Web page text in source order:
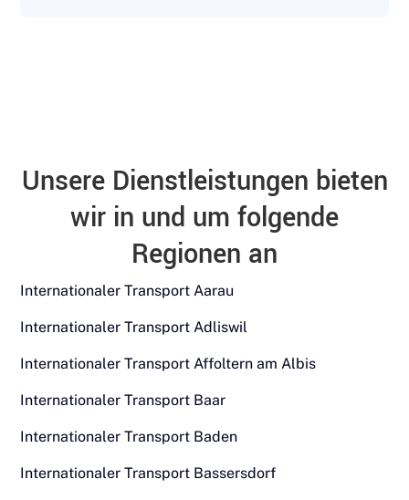
Unsere Dienstleistungen bieten
wir in und um folgende
Regionen an
Internationaler Transport Aarau
Internationaler Transport Adliswil
Internationaler Transport Affoltern am Albis
Internationaler Transport Baar
Internationaler Transport Baden
Internationaler Transport Bassersdorf